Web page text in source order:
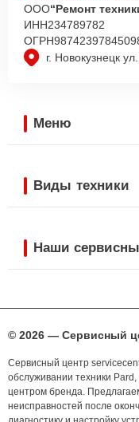
г. Новокузнецк
ООО“Ремонт
ИНН234789782
ОГРН
Меню
Виды техники
Наши
© 2026 — Сервисный
Сервисный центр
обслуживании техники
центром бренда.
неисправностей после